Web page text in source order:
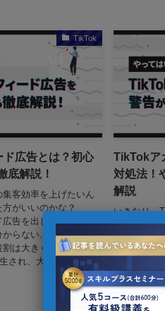
TikTok
広告とは？初心
底解説！
客効率を上げたいん
がいいのかな？
告を出してみたいけ
からない... ビジネスに
は大きく、中でも
され、大ヒットする...
TikTokア
対処法！
解説
いきなり、
が届いて不
たときは、
告が来たと
突然、
いて、身に
2023年12月